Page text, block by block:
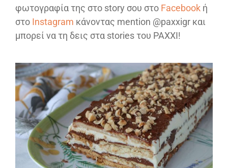
φωτογραφία της στο story σου στο Facebook ή
στο Instagram κάνοντας mention @paxxigr και
μπορεί να τη δεις στα stories του PAXXI!